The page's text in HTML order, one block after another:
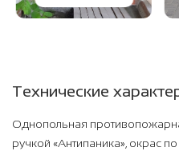
Технические
Однопольная
ручкой «Антипаника», окрас